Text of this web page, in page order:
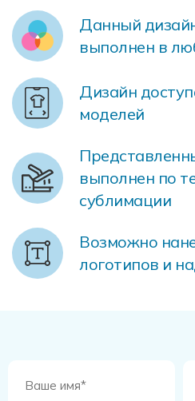
Данный
выполнен в
Дизайн
моделей
выполнен по
сублимации
Возможно
логотипов и
Форма в наличии
Распродажа
Статьи
Реквизиты
Система скидок и
Пользовательское
Доставка